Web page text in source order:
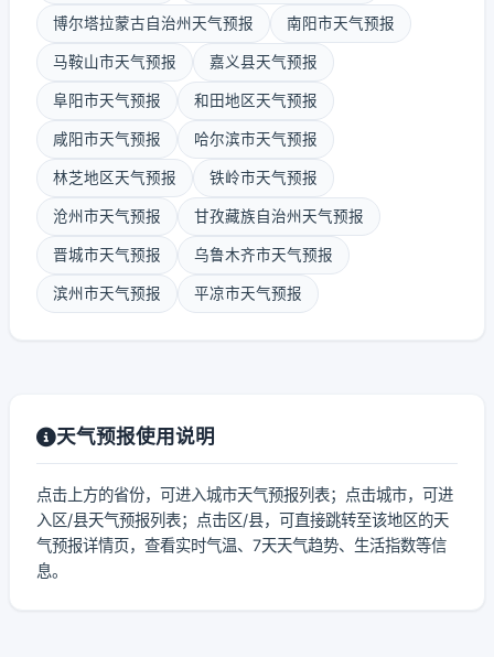
博尔塔拉蒙古自治州天气预报 南阳市天气预报
马鞍山市天气预报 嘉义县天气预报
阜阳市天气预报 和田地区天气预报
咸阳市天气预报 哈尔滨市天气预报
林芝地区天气预报 铁岭市天气预报
沧州市天气预报 甘孜藏族自治州天气预报
晋城市天气预报 乌鲁木齐市天气预报
滨州市天气预报 平凉市天气预报
天气预报使用说明
点击上方的省份，可进入城市天气预报列表；点击城市，可进
入区/县天气预报列表；点击区/县，可直接跳转至该地区的天
气预报详情页，查看实时气温、7天天气趋势、生活指数等信
息。